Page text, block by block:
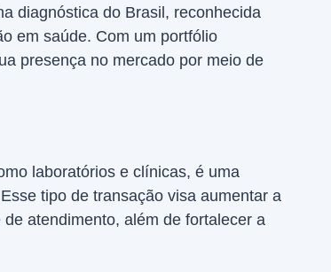
diagnóstica do Brasil, reconhecida
em saúde. Com um portfólio
presença no mercado por meio de
laboratórios e clínicas, é uma
tipo de transação visa aumentar a
atendimento, além de fortalecer a